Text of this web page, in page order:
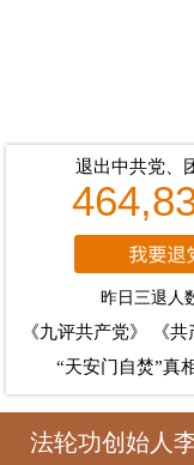
退出中共党、
昨日三退人
《九评共产党》
《
“天安门自焚”真
法轮功创始人